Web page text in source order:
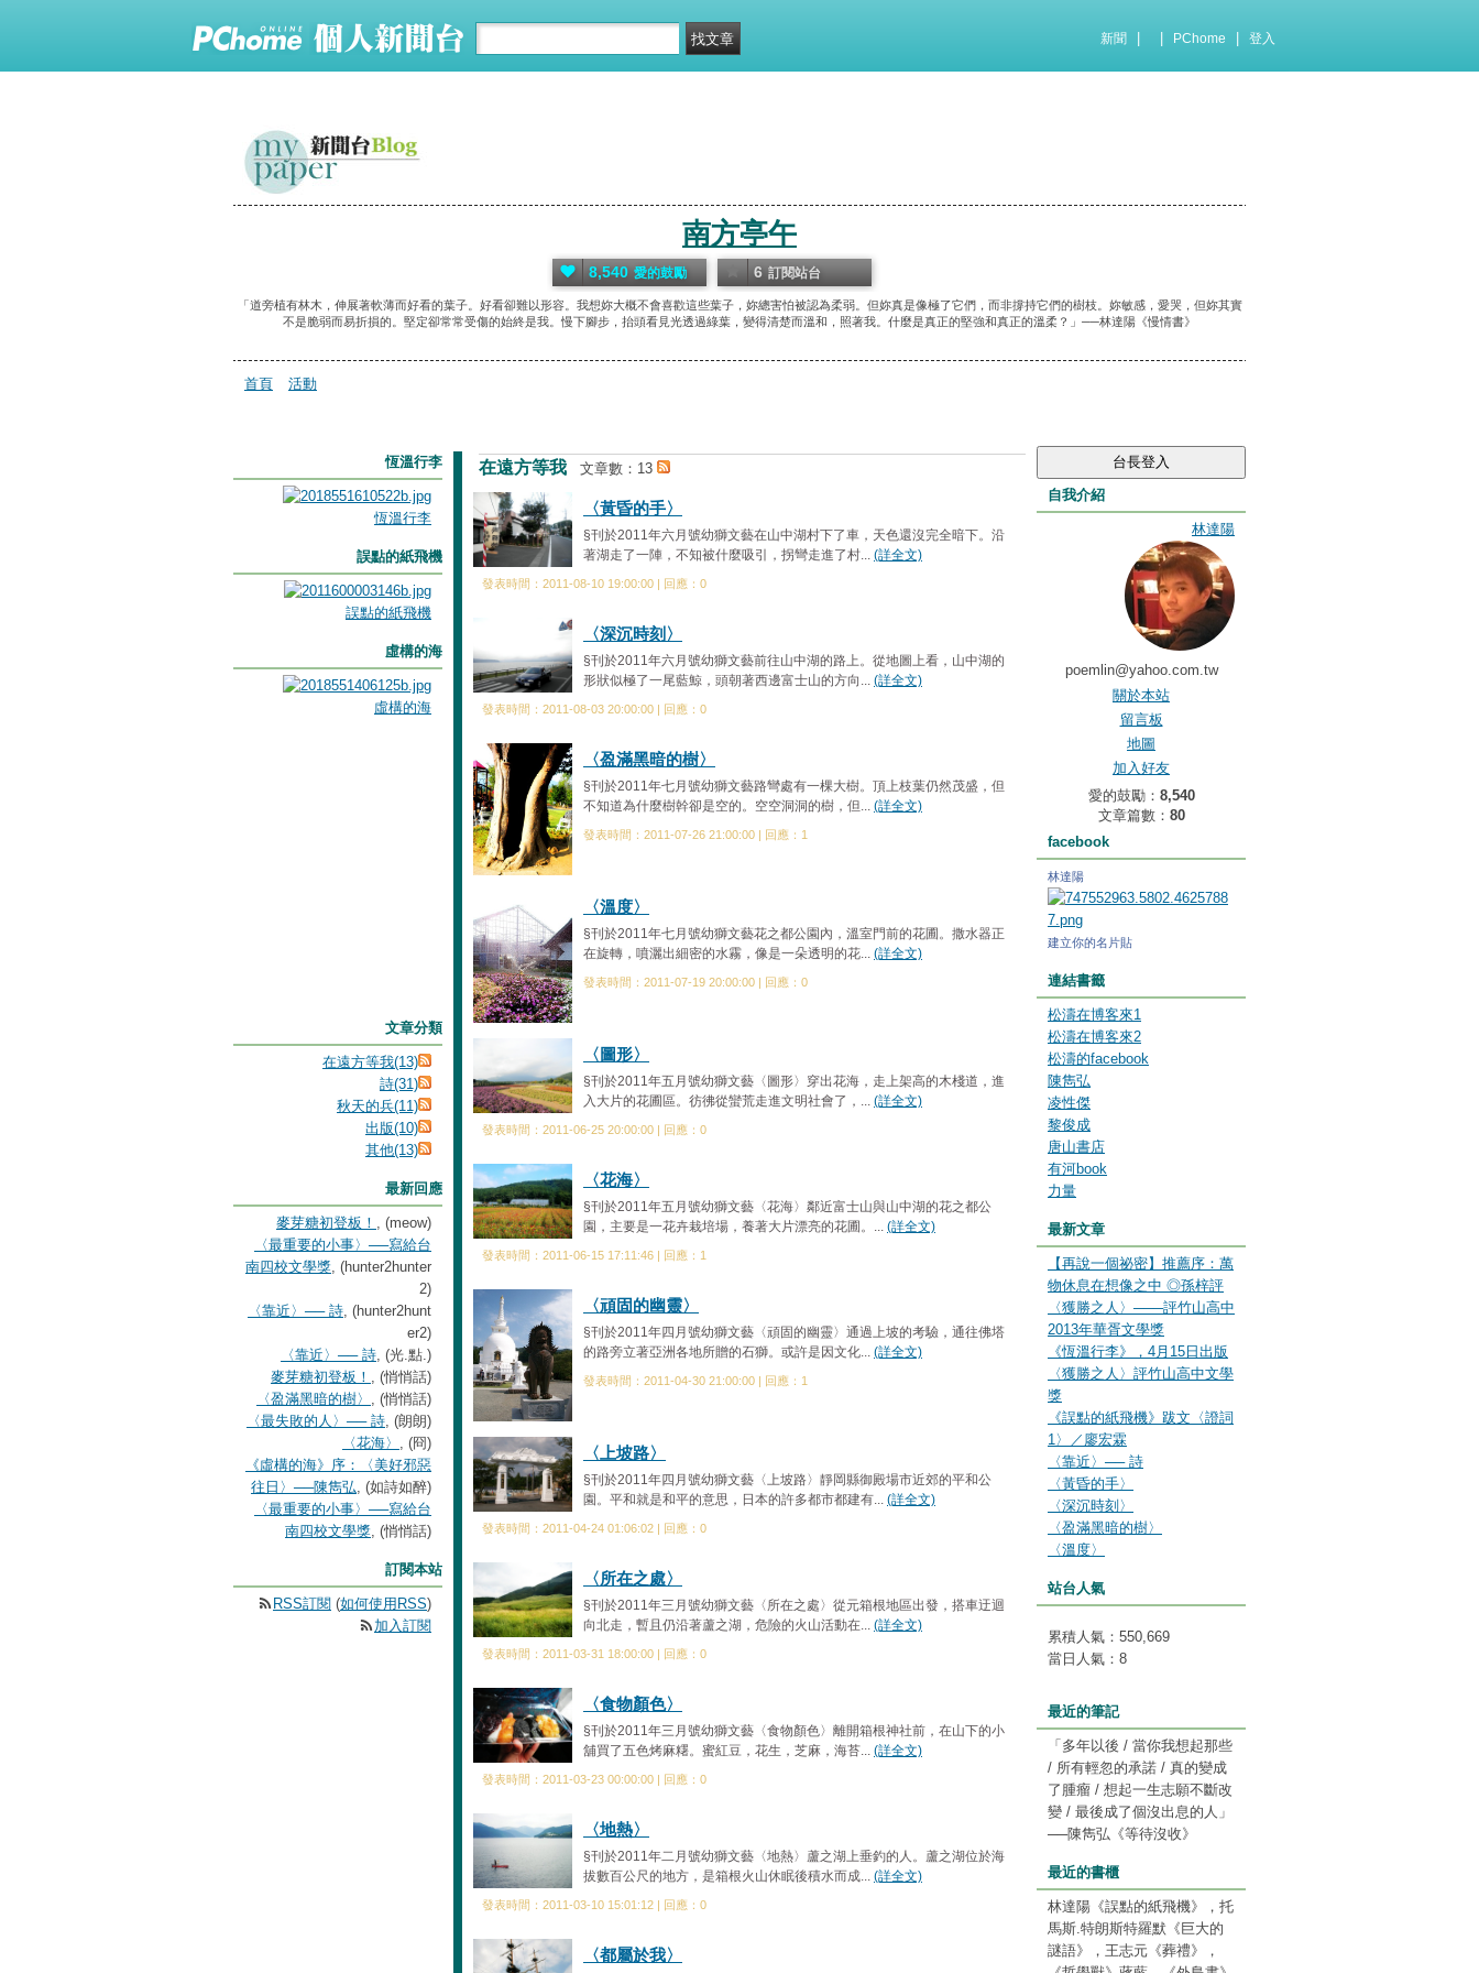
新聞 PChome 登入
南方亭午
「道旁植有林木，伸展著軟薄而好看的葉子。好看卻難以形容。我想妳大概不會喜歡這些葉子，妳總害怕被認為柔弱。但妳真是像極了它們，而非撐持它們的樹枝。妳敏感，愛哭，但妳其實
不是脆弱而易折損的。堅定卻常常受傷的始終是我。慢下腳步，抬頭看見光透過綠葉，變得清楚而溫和，照著我。什麼是真正的堅強和真正的溫柔？」──林達陽《慢情書》
8,540 愛的鼓勵 6 訂閱站台
首頁 活動
在遠方等我 文章數：13
〈黃昏的手〉
§刊於2011年六月號幼獅文藝在山中湖村下了車，天色還沒完全暗下。沿
著湖走了一陣，不知被什麼吸引，拐彎走進了村... (詳全文)
發表時間：2011-08-10 19:00:00 | 回應：0
〈深沉時刻〉
§刊於2011年六月號幼獅文藝前往山中湖的路上。從地圖上看，山中湖的
形狀似極了一尾藍鯨，頭朝著西邊富士山的方向... (詳全文)
發表時間：2011-08-03 20:00:00 | 回應：0
〈盈滿黑暗的樹〉
§刊於2011年七月號幼獅文藝路彎處有一棵大樹。頂上枝葉仍然茂盛，但
不知道為什麼樹幹卻是空的。空空洞洞的樹，但... (詳全文)
發表時間：2011-07-26 21:00:00 | 回應：1
〈溫度〉
§刊於2011年七月號幼獅文藝花之都公園內，溫室門前的花圃。撒水器正
在旋轉，噴灑出細密的水霧，像是一朵透明的花... (詳全文)
發表時間：2011-07-19 20:00:00 | 回應：0
〈圖形〉
§刊於2011年五月號幼獅文藝〈圖形〉穿出花海，走上架高的木棧道，進
入大片的花圃區。彷彿從蠻荒走進文明社會了，... (詳全文)
發表時間：2011-06-25 20:00:00 | 回應：0
〈花海〉
§刊於2011年五月號幼獅文藝〈花海〉鄰近富士山與山中湖的花之都公
園，主要是一花卉栽培場，養著大片漂亮的花圃。... (詳全文)
發表時間：2011-06-15 17:11:46 | 回應：1
〈頑固的幽靈〉
§刊於2011年四月號幼獅文藝〈頑固的幽靈〉通過上坡的考驗，通往佛塔
的路旁立著亞洲各地所贈的石獅。或許是因文化... (詳全文)
發表時間：2011-04-30 21:00:00 | 回應：1
〈上坡路〉
§刊於2011年四月號幼獅文藝〈上坡路〉靜岡縣御殿場市近郊的平和公
園。平和就是和平的意思，日本的許多都市都建有... (詳全文)
發表時間：2011-04-24 01:06:02 | 回應：0
〈所在之處〉
§刊於2011年三月號幼獅文藝〈所在之處〉從元箱根地區出發，搭車迂迴
向北走，暫且仍沿著蘆之湖，危險的火山活動在... (詳全文)
發表時間：2011-03-31 18:00:00 | 回應：0
〈食物顏色〉
§刊於2011年三月號幼獅文藝〈食物顏色〉離開箱根神社前，在山下的小
舖買了五色烤麻糬。蜜紅豆，花生，芝麻，海苔... (詳全文)
發表時間：2011-03-23 00:00:00 | 回應：0
〈地熱〉
§刊於2011年二月號幼獅文藝〈地熱〉蘆之湖上垂釣的人。蘆之湖位於海
拔數百公尺的地方，是箱根火山休眠後積水而成... (詳全文)
發表時間：2011-03-10 15:01:12 | 回應：0
〈都屬於我〉
自我介紹
林達陽
poemlin@yahoo.com.tw
關於本站
留言板
地圖
加入好友
愛的鼓勵： 8,540
文章篇數： 80
facebook
林達陽
建立你的名片貼
連結書籤
松濤在博客來1
松濤在博客來2
松濤的facebook
陳雋弘
凌性傑
黎俊成
唐山書店
有河book
力量
最新文章
【再說一個祕密】推薦序：萬
物休息在想像之中 ◎孫梓評
〈獲勝之人〉───評竹山高中
2013年華胥文學獎
《恆溫行李》，4月15日出版
〈獲勝之人〉評竹山高中文學
獎
《誤點的紙飛機》跋文〈證詞
1〉／廖宏霖
〈靠近〉── 詩
〈黃昏的手〉
〈深沉時刻〉
〈盈滿黑暗的樹〉
〈溫度〉
站台人氣
累積人氣： 550,669
當日人氣： 8
最近的筆記
「多年以後 / 當你我想起那些
/ 所有輕忽的承諾 / 真的變成
了腫瘤 / 想起一生志願不斷改
變 / 最後成了個沒出息的人」
──陳雋弘《等待沒收》
最近的書櫃
林達陽《誤點的紙飛機》，托
馬斯.特朗斯特羅默《巨大的
謎語》，王志元《葬禮》，
恆溫行李
恆溫行李
誤點的紙飛機
誤點的紙飛機
虛構的海
虛構的海
文章分類
在遠方等我(13)
詩(31)
秋天的兵(11)
出版(10)
其他(13)
最新回應
麥芽糖初登板！ , (meow)
〈最重要的小事〉──寫給台
南四校文學獎, (hunter2hunter
2)
〈靠近〉── 詩, (hunter2hunt
er2)
〈靠近〉── 詩, (光.點.)
麥芽糖初登板！ , (悄悄話)
〈盈滿黑暗的樹〉 , (悄悄話)
〈最失敗的人〉── 詩, (朗朗)
〈花海〉 , (冏)
《虛構的海》序：〈美好邪惡
往日〉──陳雋弘, (如詩如醉)
〈最重要的小事〉──寫給台
南四校文學獎, (悄悄話)
訂閱本站
RSS訂閱 (如何使用RSS)
加入訂閱